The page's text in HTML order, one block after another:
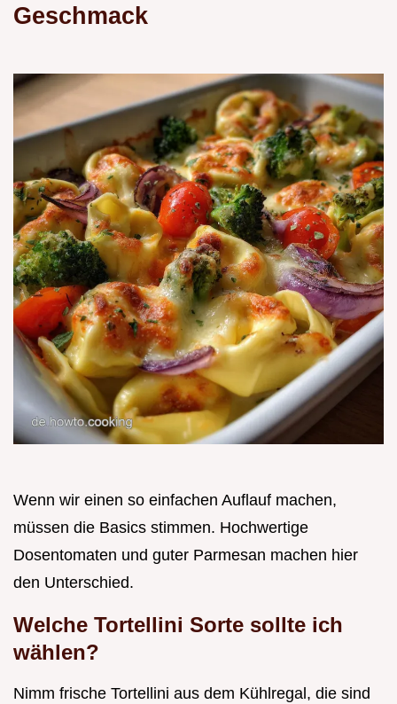
Geschmack
Wenn wir einen so einfachen Auflauf machen,
müssen die Basics stimmen. Hochwertige
Dosentomaten und guter Parmesan machen hier
den Unterschied.
Welche Tortellini Sorte sollte ich
wählen?
Nimm frische Tortellini aus dem Kühlregal, die sind